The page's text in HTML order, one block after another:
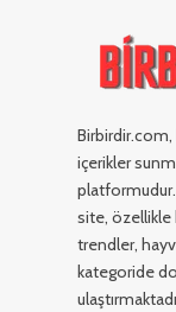
Birbirdir.com,
içerikler
platformudur.
site, özellikle
trendler,
kategoride